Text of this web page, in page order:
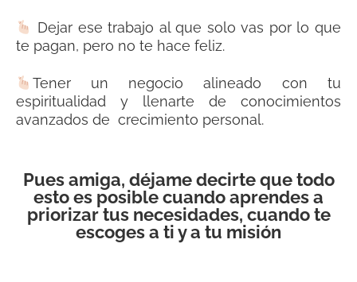
Dejar ese trabajo al que solo vas por lo que
te pagan, pero no te hace feliz.
Tener un negocio alineado con tu
espiritualidad y llenarte de conocimientos
avanzados de crecimiento personal.
Pues amiga, déjame decirte que todo
esto es posible cuando aprendes a
priorizar tus necesidades, cuando te
escoges a ti y a tu misión